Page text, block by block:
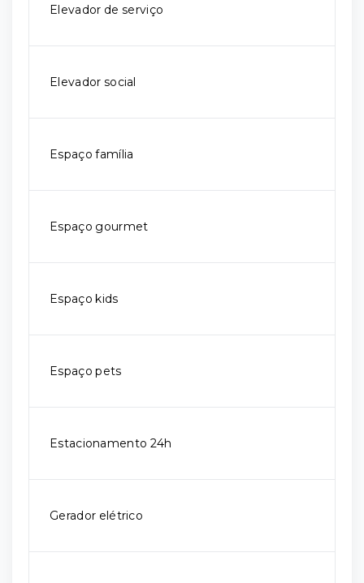
Elevador de serviço
Elevador social
Espaço família
Espaço gourmet
Espaço kids
Espaço pets
Estacionamento 24h
Gerador elétrico